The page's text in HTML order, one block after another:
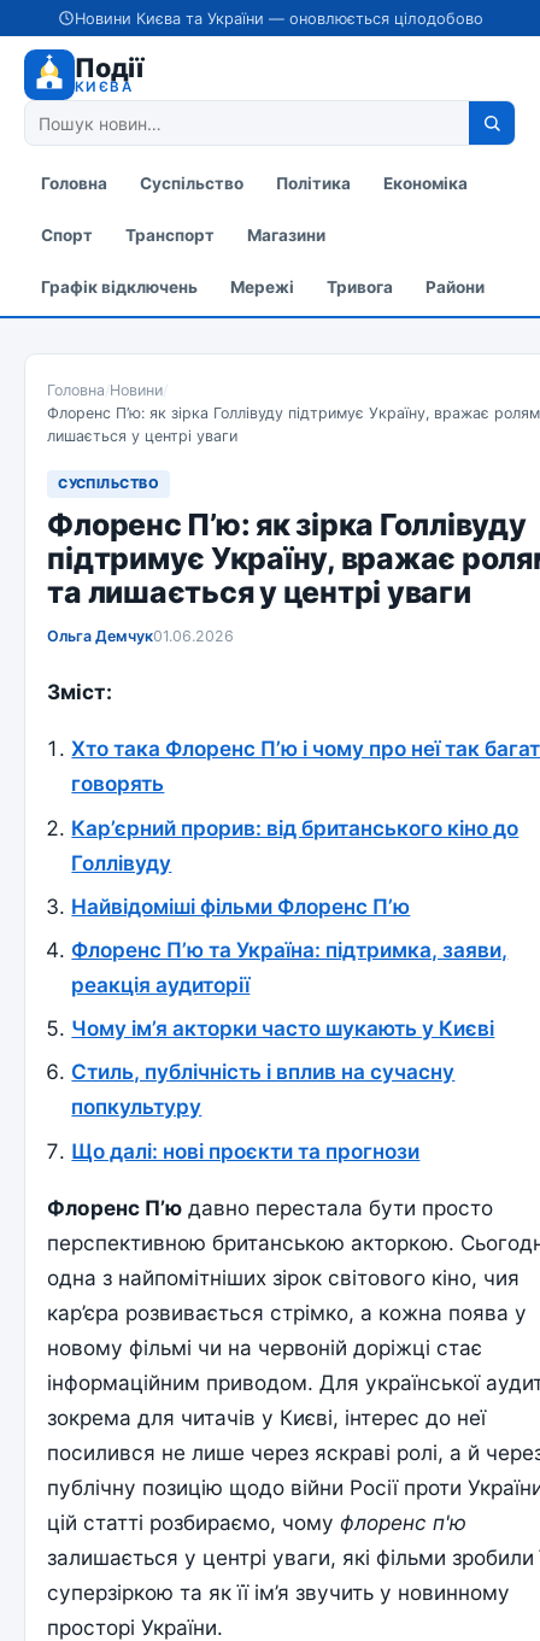
Новини Києва та України — оновлюється цілодобово
Події
КИЄВА
Головна Суспільство Політика Економіка
Спорт Транспорт Магазини
Графік відключень Мережі Тривога Райони
Головна/Новини/
Флоренс П’ю: як зірка Голлівуду підтримує Україну, вражає
лишається у центрі уваги
СУСПІЛЬСТВО
Флоренс П’ю: як зірка Голлівуду
підтримує Україну, вражає
та лишається у центрі уваги
Ольга Демчук01.06.2026
Зміст:
Хто така Флоренс П’ю і чому про неї так
говорять
Кар’єрний прорив: від британського кіно до
Голлівуду
Найвідоміші фільми Флоренс П’ю
Флоренс П’ю та Україна: підтримка, заяви,
реакція аудиторії
Чому ім’я акторки часто шукають у Києві
Стиль, публічність і вплив на сучасну
попкультуру
Що далі: нові проєкти та прогнози
Флоренс П’ю давно перестала бути просто
перспективною британською акторкою.
одна з найпомітніших зірок світового кіно, чия
кар’єра розвивається стрімко, а кожна поява у
новому фільмі чи на червоній доріжці стає
інформаційним приводом. Для української
зокрема для читачів у Києві, інтерес до неї
посилився не лише через яскраві ролі, а й
публічну позицію щодо війни Росії проти
цій статті розбираємо, чомуфлоренс п'ю
залишається у центрі уваги, які фільми зробили
суперзіркою та як її ім’я звучить у новинному
просторі України.